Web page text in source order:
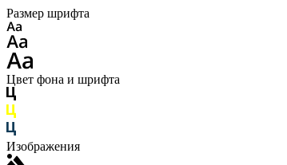
Размер шрифта
Цвет фона и шрифта
Изображения